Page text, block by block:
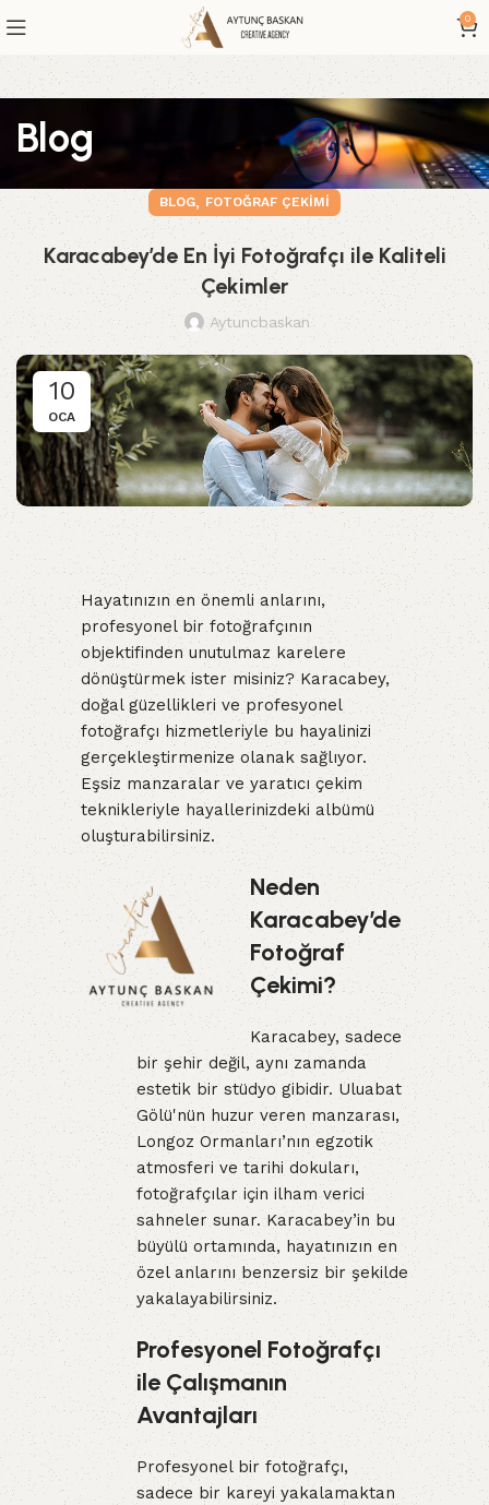
0
Blog
BLOG, FOTOĞRAF ÇEKIMI
Karacabey’de En İyi Fotoğrafçı ile Kaliteli
Çekimler
Aytuncbaskan
10
OCA
Hayatınızın en önemli anlarını,
profesyonel bir fotoğrafçının
objektifinden unutulmaz karelere
dönüştürmek ister misiniz? Karacabey,
doğal güzellikleri ve profesyonel
fotoğrafçı hizmetleriyle bu hayalinizi
gerçekleştirmenize olanak sağlıyor.
Eşsiz manzaralar ve yaratıcı çekim
teknikleriyle hayallerinizdeki albümü
oluşturabilirsiniz.
Neden
Karacabey’de
Fotoğraf
Çekimi?
Karacabey, sadece
bir şehir değil, aynı zamanda
estetik bir stüdyo gibidir. Uluabat
Gölü'nün huzur veren manzarası,
Longoz Ormanları’nın egzotik
atmosferi ve tarihi dokuları,
fotoğrafçılar için ilham verici
sahneler sunar. Karacabey’in bu
büyülü ortamında, hayatınızın en
özel anlarını benzersiz bir şekilde
yakalayabilirsiniz.
Profesyonel Fotoğrafçı
ile Çalışmanın
Avantajları
Profesyonel bir fotoğrafçı,
sadece bir kareyi yakalamaktan